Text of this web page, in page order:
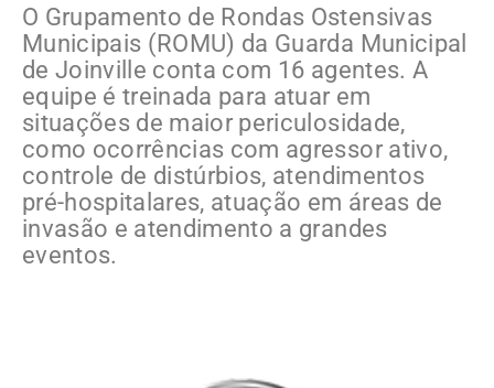
O Grupamento de Rondas Ostensivas
Municipais (ROMU) da Guarda Municipal
de Joinville conta com 16 agentes. A
equipe é treinada para atuar em
situações de maior periculosidade,
como ocorrências com agressor ativo,
controle de distúrbios, atendimentos
pré-hospitalares, atuação em áreas de
invasão e atendimento a grandes
eventos.